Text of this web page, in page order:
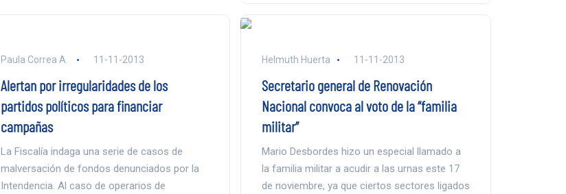
Paula Correa A. 11-11-2013
Alertan por irregularidades de los
partidos políticos para financiar
campañas
La Fiscalía indaga una serie de casos de
malversación de fondos denunciados por la
Intendencia. Al caso de operarios de
Helmuth Huerta 11-11-2013
Secretario general de Renovación
Nacional convoca al voto de la “familia
militar”
Mario Desbordes hizo un especial llamado a
la familia militar a acudir a las urnas este 17
de noviembre, ya que ciertos sectores ligados